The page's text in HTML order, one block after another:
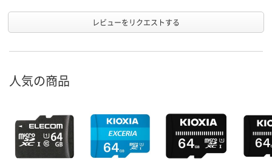
レビューをリクエストする
人気の商品